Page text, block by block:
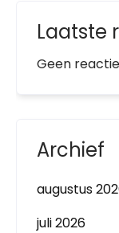
Laatste
Geen
Archief
augustus
juli 2026